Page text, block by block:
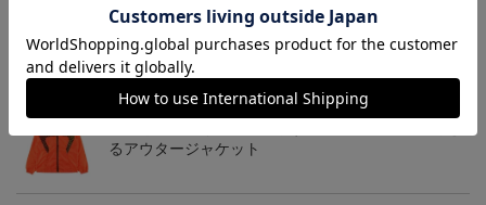
トピックス
山口
るアウタージャケット